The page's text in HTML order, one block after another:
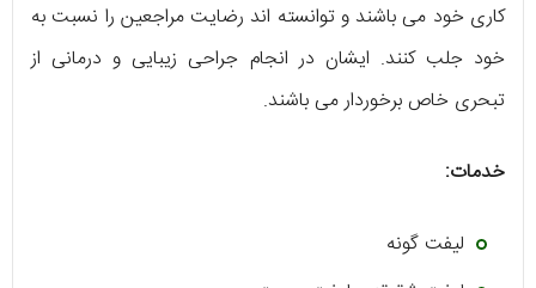
کاری خود می باشند و توانسته اند رضایت مراجعین را نسبت به
خود جلب کنند. ایشان در انجام جراحی زیبایی و درمانی از
تبحری خاص برخوردار می باشند.
خدمات:
لیفت گونه